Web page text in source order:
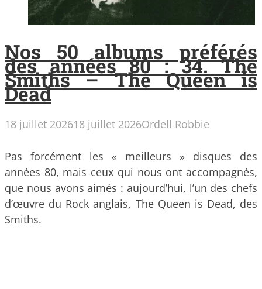
Nos 50 albums préférés
des années 80 : 34. The
Smiths – The Queen is
Dead
18 juillet 202618 juillet 2026Ordell Robbie
Pas forcément les « meilleurs » disques des
années 80, mais ceux qui nous ont accompagnés,
que nous avons aimés : aujourd’hui, l’un des chefs
d’œuvre du Rock anglais, The Queen is Dead, des
Smiths.